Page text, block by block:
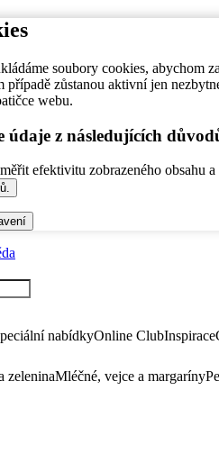
soubory cookies,
případě zůstanou aktivní jen
webu.
z následujících
efektivitu zobrazeného obsahu
nabídkyOnline ClubInspirace
zeleninaMléčné, vejce a margaríny